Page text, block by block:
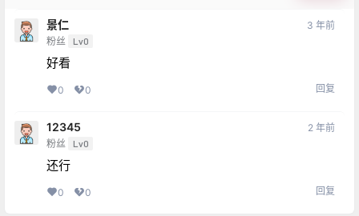
景仁
粉丝 Lv0
3 年前
好看
0 0 回复
12345
粉丝 Lv0
2 年前
还行
0 0 回复